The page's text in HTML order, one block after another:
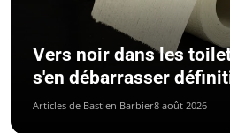
Vers noir dans les
s'en débarrasser
Articles de Bastien Barbier8 août 2026